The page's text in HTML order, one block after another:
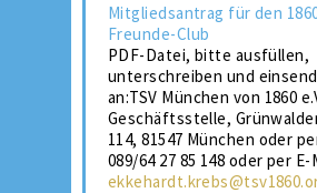
Mitgliedsantrag für den
Freunde-Club
PDF-Datei, bitte ausfüllen,
unterschreiben und
an:TSV München von 1860
Geschäftsstelle,
114, 81547 München oder
089/64 27 85 148 oder per E-